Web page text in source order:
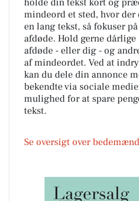
mindeord et sted, hvor
en lang tekst, så fokuser
afdøde. Hold gerne
afdøde - eller dig - og
af mindeordet. Ved at
kan du dele din annonce
bekendte via sociale
mulighed for at spare
tekst.
Se oversigt over